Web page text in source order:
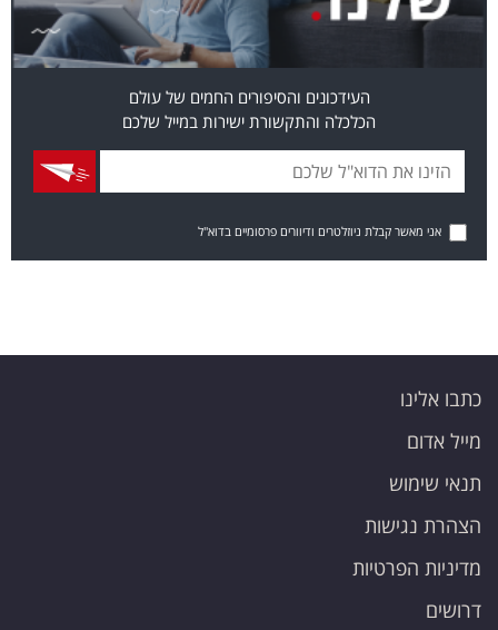
העידכונים והסיפורים החמים של עולם
הכלכלה והתקשורת ישירות במייל שלכם
אני מאשר קבלת ניוזלטרים ודיוורים פרסומיים בדוא"ל
כתבו אלינו
מייל אדום
תנאי שימוש
הצהרת נגישות
מדיניות הפרטיות
דרושים